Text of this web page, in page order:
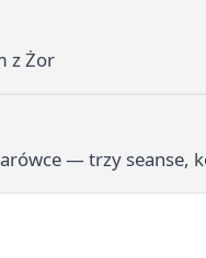
z Żor
— trzy seanse,